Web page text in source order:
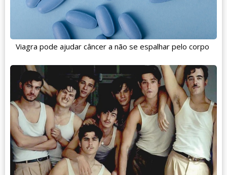
Viagra pode ajudar câncer a não se espalhar pelo corpo